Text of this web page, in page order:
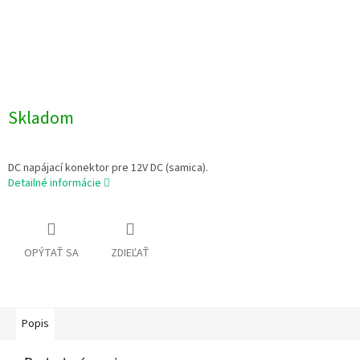
Skladom
DC napájací konektor pre 12V DC (samica).
Detailné informácie
OPÝTAŤ SA ZDIEĽAŤ
Popis